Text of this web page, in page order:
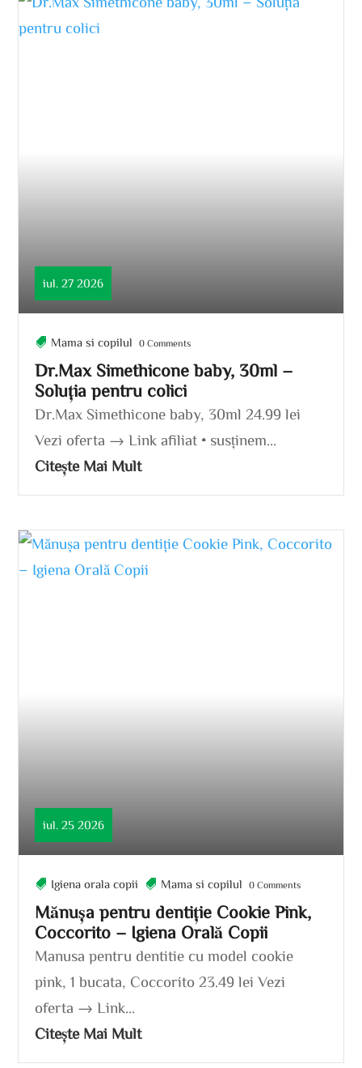
Dr.Max Simethicone baby, 30ml –
Soluția pentru colici
iul. 27 2026
Mama si copilul 0 Comments
Dr.Max Simethicone baby, 30ml 24.99 lei
Vezi oferta → Link afiliat • susținem...
Citește Mai Mult
Mănușa pentru dentiție Cookie Pink,
Coccorito – Igiena Orală Copii
iul. 25 2026
Igiena orala copii Mama si copilul 0 Comments
Manusa pentru dentitie cu model cookie
pink, 1 bucata, Coccorito 23.49 lei Vezi
oferta → Link...
Citește Mai Mult